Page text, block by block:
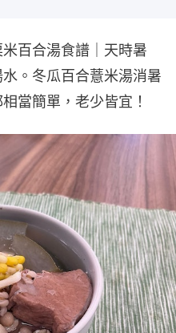
百合湯食譜｜天時暑
。冬瓜百合薏米湯消暑
當簡單，老少皆宜！